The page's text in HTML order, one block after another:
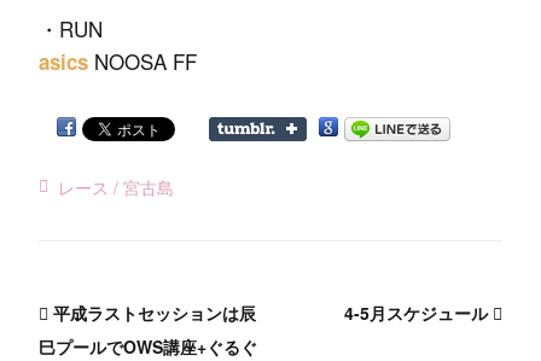
・RUN
asics NOOSA FF
レース 宮古島
平成ラストセッションは辰
巳プールでOWS講座+ぐるぐ
4-5月スケジュール